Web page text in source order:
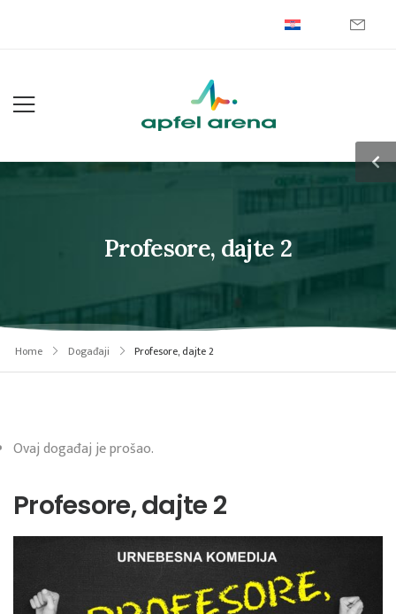
Profesore, dajte 2
Home Događaji Profesore, dajte 2
Ovaj događaj je prošao.
Profesore, dajte 2